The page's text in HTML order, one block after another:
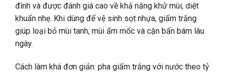
đình và được đánh giá cao về khả năng khử mùi, diệt
khuẩn nhẹ. Khi dùng để vệ sinh sọt nhựa, giấm trắng
giúp loại bỏ mùi tanh, mùi ẩm mốc và cặn bẩn bám lâu
ngày.
Cách làm khá đơn giản: pha giấm trắng với nước theo tỷ